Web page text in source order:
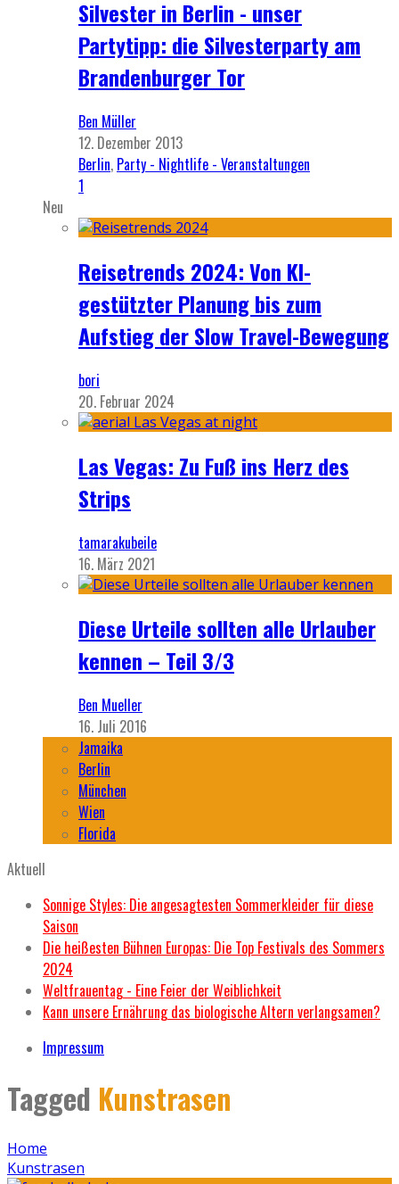
Silvester in Berlin - unser
Partytipp: die Silvesterparty am
Brandenburger Tor
Ben Müller
12. Dezember 2013
Berlin, Party - Nightlife - Veranstaltungen
1
Neu
Reisetrends 2024: Von KI-
gestützter Planung bis zum
Aufstieg der Slow Travel-Bewegung
bori
20. Februar 2024
Las Vegas: Zu Fuß ins Herz des
Strips
tamarakubeile
16. März 2021
Diese Urteile sollten alle Urlauber
kennen – Teil 3/3
Ben Mueller
16. Juli 2016
Jamaika
Berlin
München
Wien
Florida
Aktuell
Sonnige Styles: Die angesagtesten Sommerkleider für diese
Saison
Die heißesten Bühnen Europas: Die Top Festivals des Sommers
2024
Weltfrauentag - Eine Feier der Weiblichkeit
Kann unsere Ernährung das biologische Altern verlangsamen?
Impressum
Tagged Kunstrasen
Home
Kunstrasen